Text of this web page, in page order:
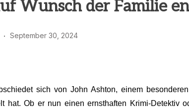
Wunsch der Familie
September 30, 2024
sich von John Ashton, einem
hat. Ob er nun einen ernsthaften Krimi-Detektiv